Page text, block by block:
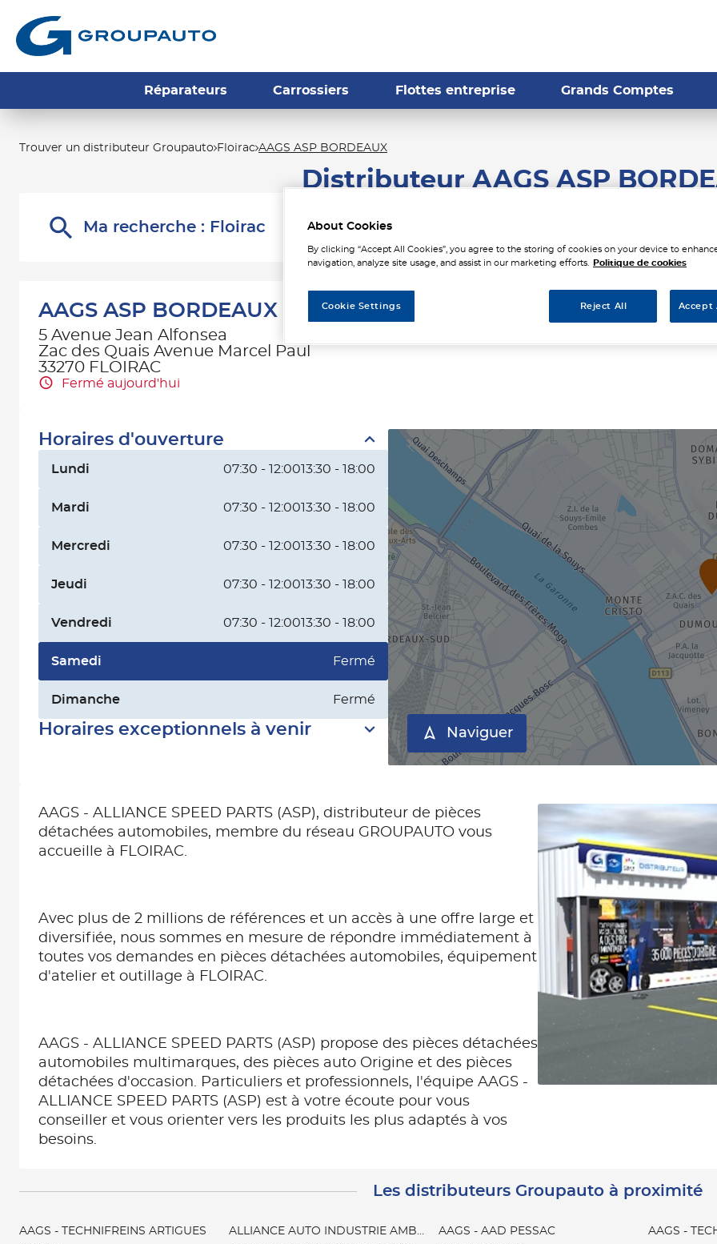
Réparateurs Carrossiers Flottes entreprise Grands Comptes
Trouver un distributeur Groupauto Floirac AAGS ASP BORDEAUX
Distributeur AAGS ASP
Ma recherche : Floirac
AAGS ASP BORDEAUX
5 Avenue Jean Alfonsea
Zac des Quais Avenue Marcel Paul
33270 FLOIRAC
Fermé aujourd'hui
Horaires d'ouverture
Lundi 07:30 - 12:0013:30 - 18:00
Mardi 07:30 - 12:0013:30 - 18:00
Mercredi 07:30 - 12:0013:30 - 18:00
Jeudi 07:30 - 12:0013:30 - 18:00
Vendredi 07:30 - 12:0013:30 - 18:00
Samedi Fermé
Dimanche Fermé
Horaires exceptionnels à venir Naviguer
AAGS - ALLIANCE SPEED PARTS (ASP), distributeur de pièces
détachées automobiles, membre du réseau GROUPAUTO vous
accueille à FLOIRAC.
Avec plus de 2 millions de références et un accès à une offre large et
diversifiée, nous sommes en mesure de répondre immédiatement à
toutes vos demandes en pièces détachées automobiles, équipement
d'atelier et outillage à FLOIRAC.
AAGS - ALLIANCE SPEED PARTS (ASP) propose des pièces détachées
automobiles multimarques, des pièces auto Origine et des pièces
détachées d'occasion. Particuliers et professionnels, l'équipe AAGS -
ALLIANCE SPEED PARTS (ASP) est à votre écoute pour vous
conseiller et vous orienter vers les produits les plus adaptés à vos
besoins.
Les distributeurs Groupauto à proximité
AAGS - TECHNIFREINS ARTIGUES
ALLIANCE AUTO INDUSTRIE AMBARESAAGS - AAD PESSAC
AAGS -
About Cookies
By clicking “Accept All Cookies”, you agree to the storing of cookies on your device to
navigation, analyze site usage, and assist in our marketing efforts.
Politique de cookies
Reject All Accept
Cookie Settings